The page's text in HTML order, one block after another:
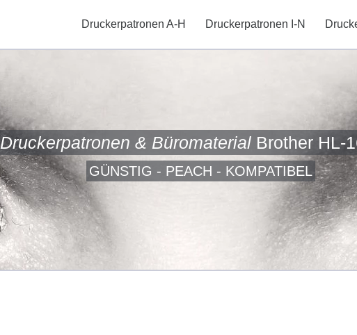
Druckerpatronen A-H Druckerpatronen I-N
Druckerpatronen & Büromaterial Brother HL-
GÜNSTIG - PEACH - KOMPATIBEL